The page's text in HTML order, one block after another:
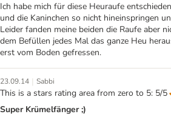
Ich habe mich für diese Heuraufe
und die Kaninchen so nicht hineinspringen
Leider fanden meine beiden die Raufe aber
dem Befüllen jedes Mal das ganze Heu
erst vom Boden gefressen.
23.09.14 | Sabbi
This is a stars rating area from zero to 5: 5/5
Super Krümelfänger ;)